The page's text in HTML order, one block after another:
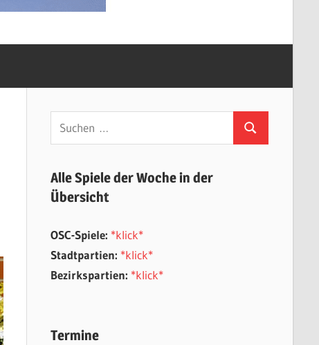
Suchen
nach:
Suchen
Alle Spiele der Woche in der
Übersicht
OSC-Spiele: *klick*
Stadtpartien: *klick*
Bezirkspartien: *klick*
Termine